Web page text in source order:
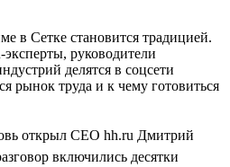
в Сетке становится традицией.
руководители
делятся в соцсети
рынок труда и к чему готовиться
открыл CEO hh.ru Дмитрий
включились десятки